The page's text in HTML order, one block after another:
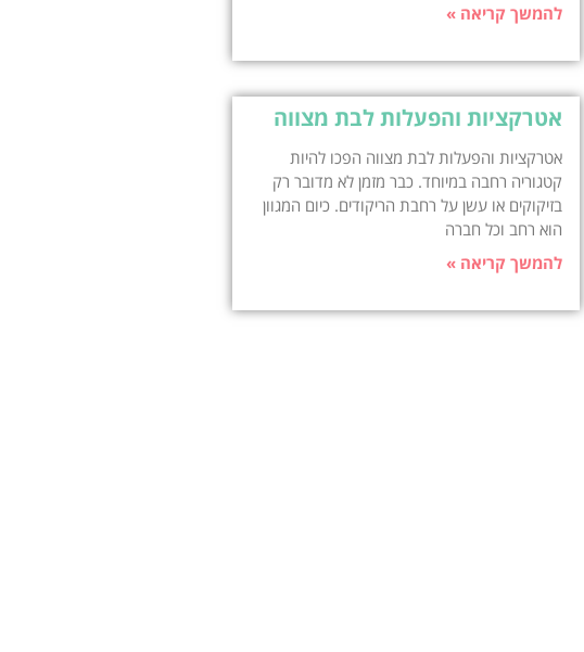
להמשך קריאה »
אטרקציות והפעלות לבת מצווה
אטרקציות והפעלות לבת מצווה הפכו להיות
קטגוריה רחבה במיוחד. כבר מזמן לא מדובר רק
בזיקוקים או עשן על רחבת הריקודים. כיום המגוון
הוא רחב וכל חברה
להמשך קריאה »